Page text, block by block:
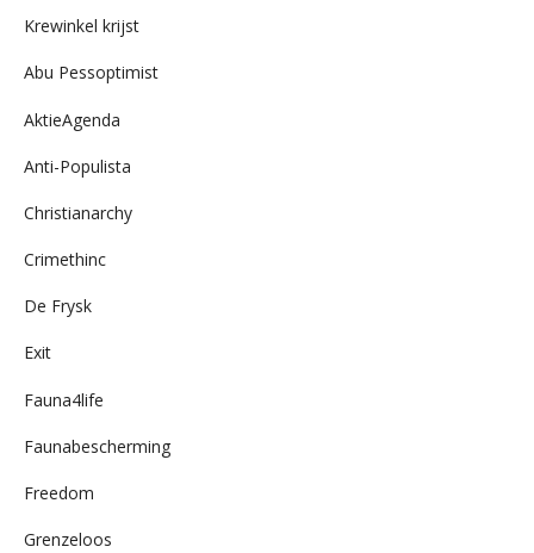
Krewinkel krijst
Abu Pessoptimist
AktieAgenda
Anti-Populista
Christianarchy
Crimethinc
De Frysk
Exit
Fauna4life
Faunabescherming
Freedom
Grenzeloos